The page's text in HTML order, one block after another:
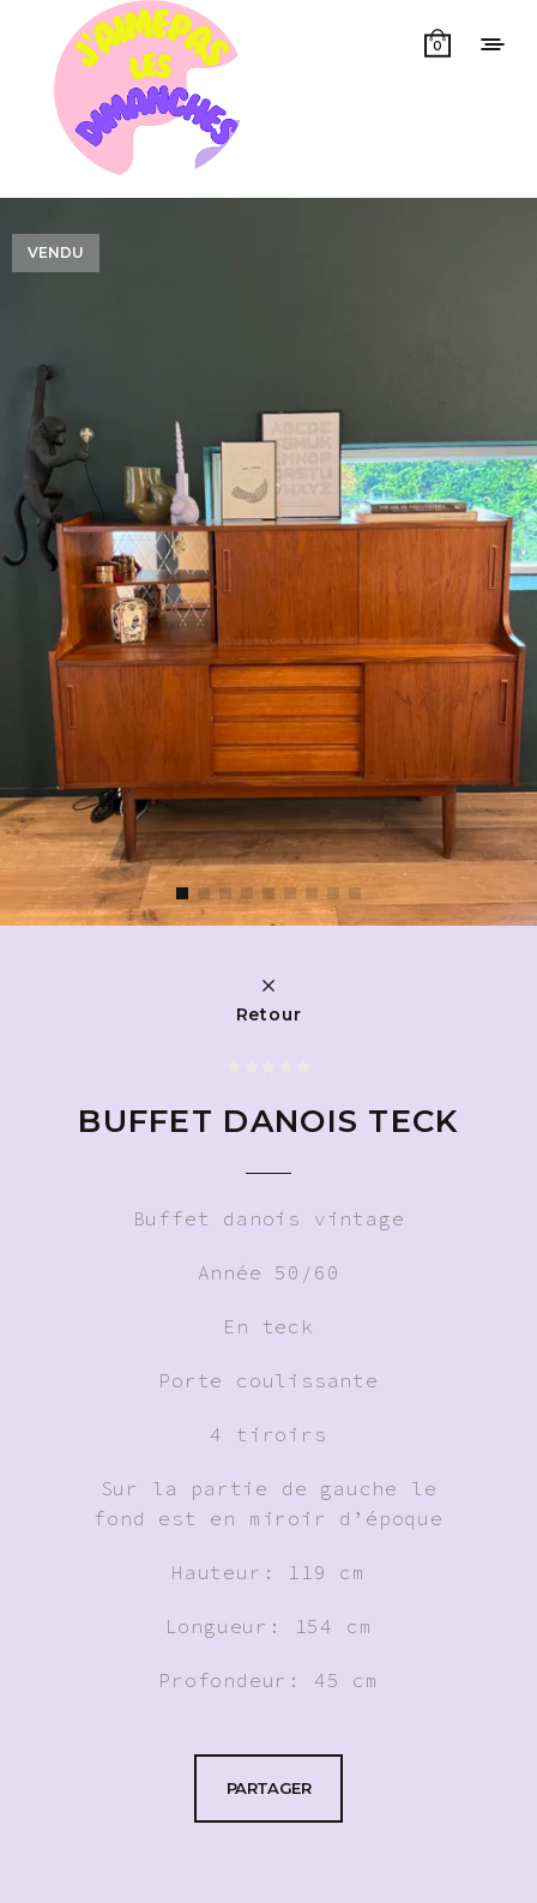
0
VENDU
Retour
BUFFET DANOIS TECK
Buffet danois vintage
Année 50/60
En teck
Porte coulissante
4 tiroirs
Sur la partie de gauche le
fond est en miroir d’époque
Hauteur: 119 cm
Longueur: 154 cm
Profondeur: 45 cm
PARTAGER